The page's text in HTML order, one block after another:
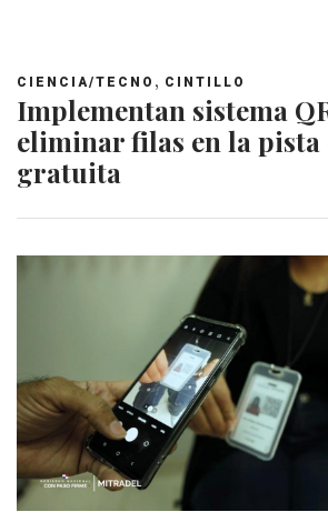
CIENCIA/TECNO , CINTILLO
Implementan sistema
eliminar filas en la pista
gratuita